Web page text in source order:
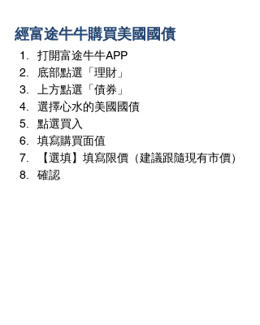
經富途牛牛購買美國國債
打開富途牛牛APP
底部點選「理財」
上方點選「債券」
選擇心水的美國國債
點選買入
填寫購買面值
【選填】填寫限價（建議跟隨現有市價）
確認